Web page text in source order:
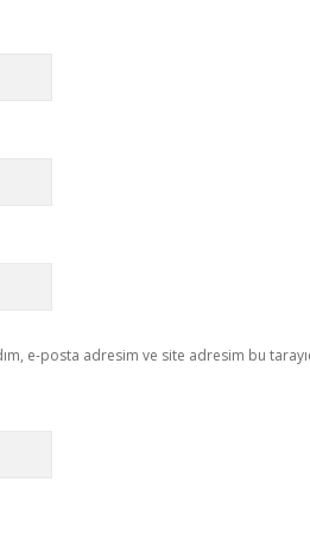
e-posta adresim ve site adresim bu